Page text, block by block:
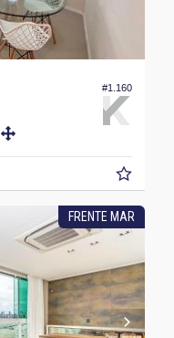
#1.160
FRENTE MAR